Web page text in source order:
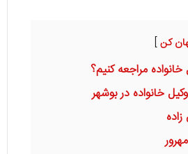
کن
مراجعه کنیم؟
خانواده در بوشهر